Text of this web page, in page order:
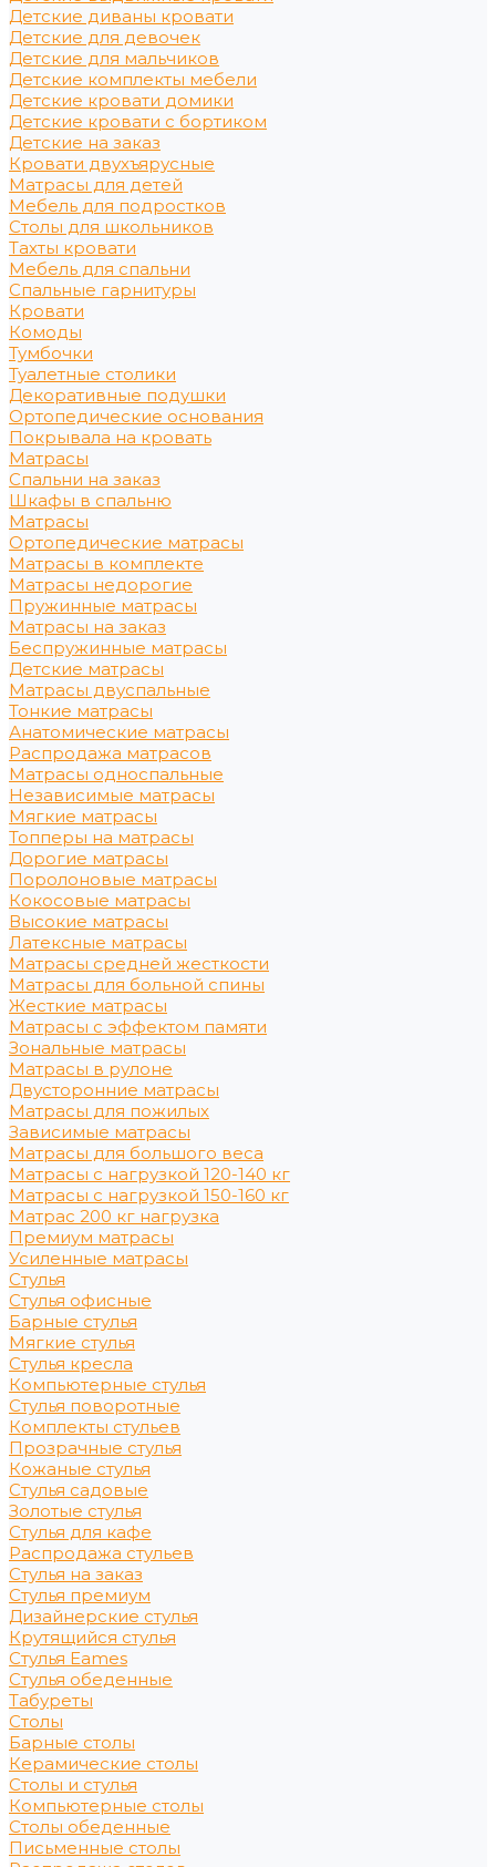
Детские диваны кровати
Детские для девочек
Детские для мальчиков
Детские комплекты мебели
Детские кровати домики
Детские кровати с бортиком
Детские на заказ
Кровати двухъярусные
Матрасы для детей
Мебель для подростков
Столы для школьников
Тахты кровати
Мебель для спальни
Спальные гарнитуры
Кровати
Комоды
Тумбочки
Туалетные столики
Декоративные подушки
Ортопедические основания
Покрывала на кровать
Матрасы
Спальни на заказ
Шкафы в спальню
Матрасы
Ортопедические матрасы
Матрасы в комплекте
Матрасы недорогие
Пружинные матрасы
Матрасы на заказ
Беспружинные матрасы
Детские матрасы
Матрасы двуспальные
Тонкие матрасы
Анатомические матрасы
Распродажа матрасов
Матрасы односпальные
Независимые матрасы
Мягкие матрасы
Топперы на матрасы
Дорогие матрасы
Поролоновые матрасы
Кокосовые матрасы
Высокие матрасы
Латексные матрасы
Матрасы средней жесткости
Матрасы для больной спины
Жесткие матрасы
Матрасы с эффектом памяти
Зональные матрасы
Матрасы в рулоне
Двусторонние матрасы
Матрасы для пожилых
Зависимые матрасы
Матрасы для большого веса
Матрасы с нагрузкой 120-140 кг
Матрасы с нагрузкой 150-160 кг
Матрас 200 кг нагрузка
Премиум матрасы
Усиленные матрасы
Стулья
Стулья офисные
Барные стулья
Мягкие стулья
Стулья кресла
Компьютерные стулья
Стулья поворотные
Комплекты стульев
Прозрачные стулья
Кожаные стулья
Стулья садовые
Золотые стулья
Стулья для кафе
Распродажа стульев
Стулья на заказ
Стулья премиум
Дизайнерские стулья
Крутящийся стулья
Стулья Eames
Стулья обеденные
Табуреты
Столы
Барные столы
Керамические столы
Столы и стулья
Компьютерные столы
Столы обеденные
Письменные столы